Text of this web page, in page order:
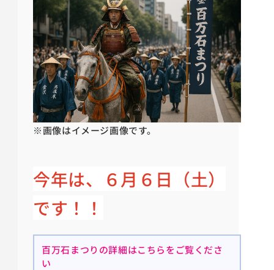
※画像はイメージ画像です。
今年は、６月６日（土）
です！！
百万石まつりの詳細はこちらをご覧くださ
い